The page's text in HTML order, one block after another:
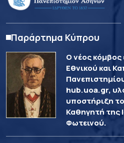
Παράρτημα Κύπρου
Ο νέος κόμβος
Εθνικού και
hub.uoa.gr,
υποστήριξη
Καθηγητή της
Φωτεινού.